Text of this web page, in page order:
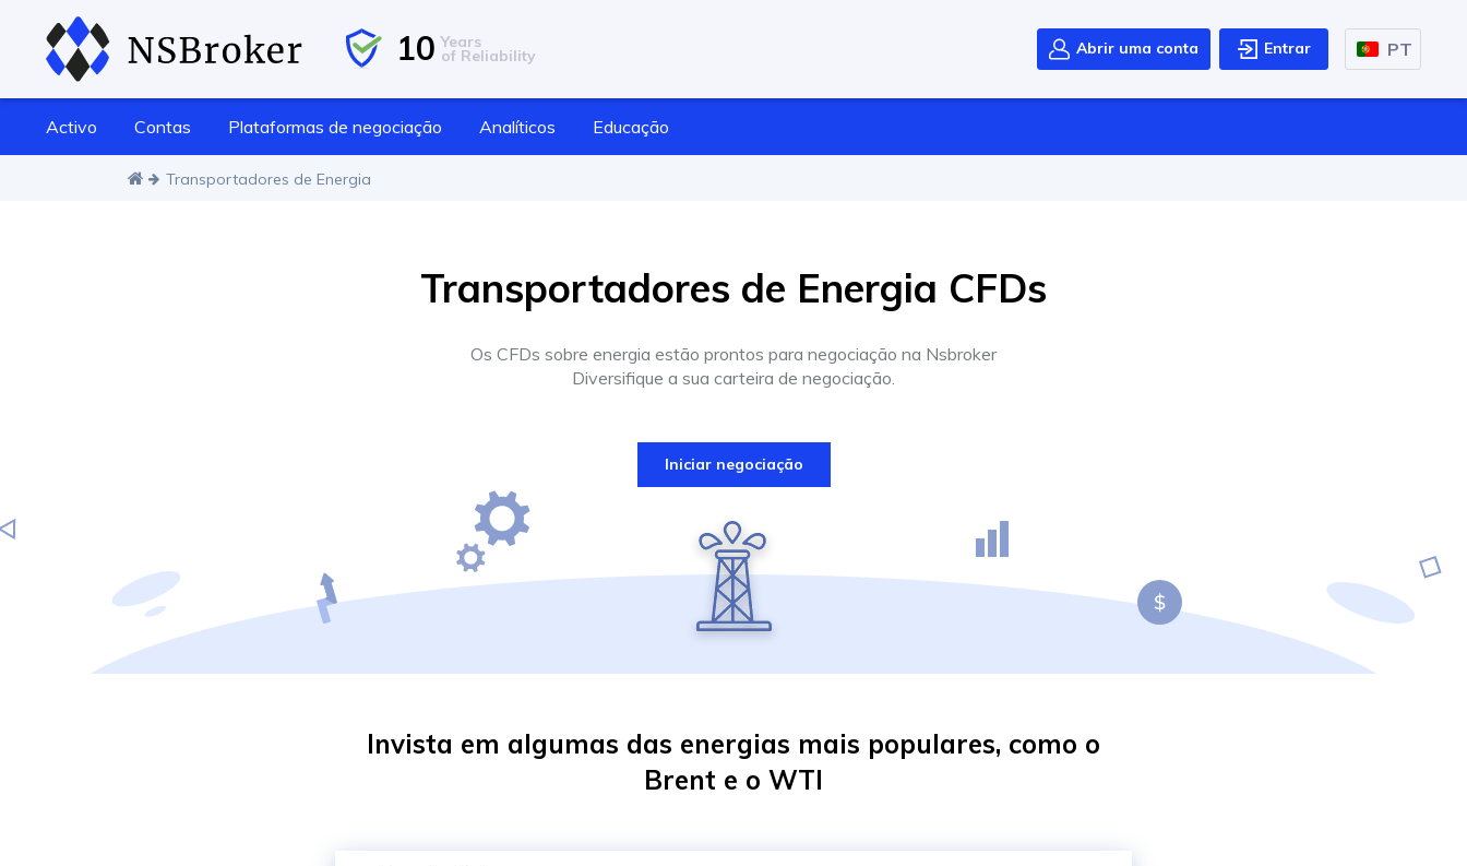
10 Years
of Reliability Abrir uma conta Entrar PT
Activo Contas Plataformas de negociação Analíticos Educação
Transportadores de Energia
Transportadores de Energia CFDs
Os CFDs sobre energia estão prontos para negociação na Nsbroker
Diversifique a sua carteira de negociação.
Iniciar negociação
Invista em algumas das energias mais populares, como o
Brent e o WTI